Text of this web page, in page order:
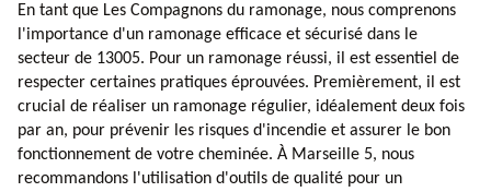
En tant que Les Compagnons du ramonage, nous comprenons
l'importance d'un ramonage efficace et sécurisé dans le
secteur de 13005. Pour un ramonage réussi, il est essentiel de
respecter certaines pratiques éprouvées. Premièrement, il est
crucial de réaliser un ramonage régulier, idéalement deux fois
par an, pour prévenir les risques d'incendie et assurer le bon
fonctionnement de votre cheminée. À Marseille 5, nous
recommandons l'utilisation d'outils de qualité pour un